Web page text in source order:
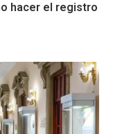
hacer el registro